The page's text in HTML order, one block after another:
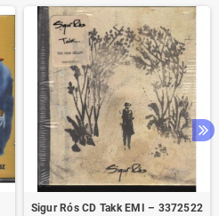
Sigur Rós CD Takk EMI – 3372522